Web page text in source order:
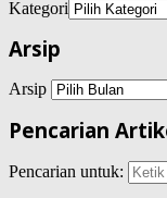
Kategori
Arsip
Arsip
Pencarian
Pencarian untuk: